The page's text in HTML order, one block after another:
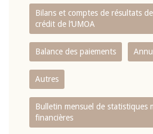
Bilans et comptes de résultats
crédit de l‘UMOA
Balance des paiements
Autres
Bulletin mensuel de statistiques
financières